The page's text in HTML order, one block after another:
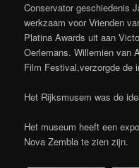
Conservator geschiedenis
werkzaam voor Vrienden
Platina Awards uit aan
Oerlemans. Willemien van
Film Festival,verzorgde de
Het Rijksmusem was de
Het museum heeft een
Nova Zembla te zien zijn.